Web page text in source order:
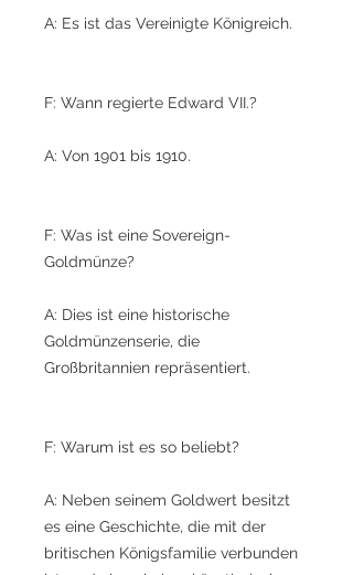
A: Es ist das Vereinigte Königreich.
F: Wann regierte Edward VII.?
A: Von 1901 bis 1910.
F: Was ist eine Sovereign-
Goldmünze?
A: Dies ist eine historische
Goldmünzenserie, die
Großbritannien repräsentiert.
F: Warum ist es so beliebt?
A: Neben seinem Goldwert besitzt
es eine Geschichte, die mit der
britischen Königsfamilie verbunden